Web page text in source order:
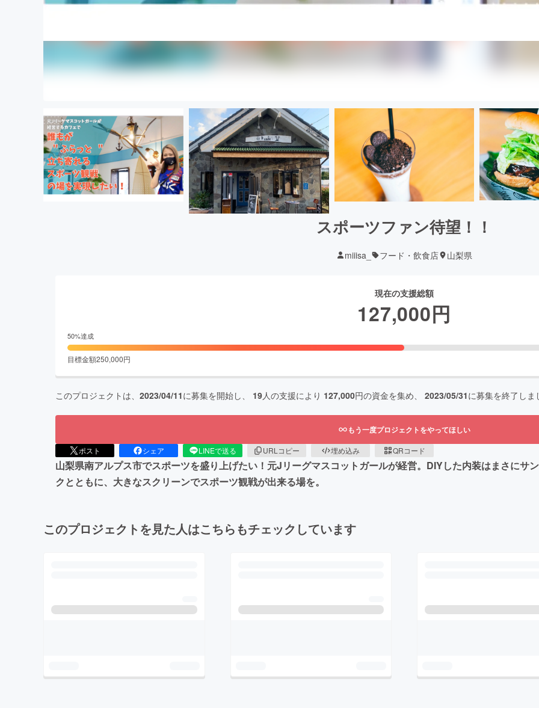
スポーツファン待望！！
miiisa_ フード・飲食店 山梨県
現在の支援総額
127,000円
50%達成
目標金額250,000円
このプロジェクトは、 2023/04/11に募集を開始し、 19人の支援により 127,000円の資金を集め、 2023/05/31に募集を終了しま
もう一度プロジェクトをやってほしい
ポスト シェア LINEで送る URLコピー 埋め込み QRコード
山梨県南アルプス市でスポーツを盛り上げたい！元Jリーグマスコットガールが経営。DIYした内装はまさにサ
クとともに、大きなスクリーンでスポーツ観戦が出来る場を。
このプロジェクトを見た人はこちらもチェックしています